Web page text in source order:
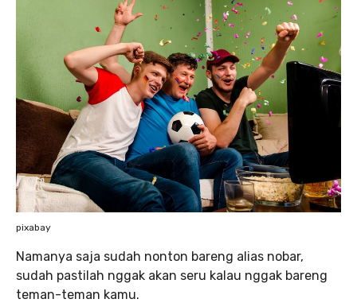
pixabay
Namanya saja sudah nonton bareng alias nobar,
sudah pastilah nggak akan seru kalau nggak bareng
teman-teman kamu.